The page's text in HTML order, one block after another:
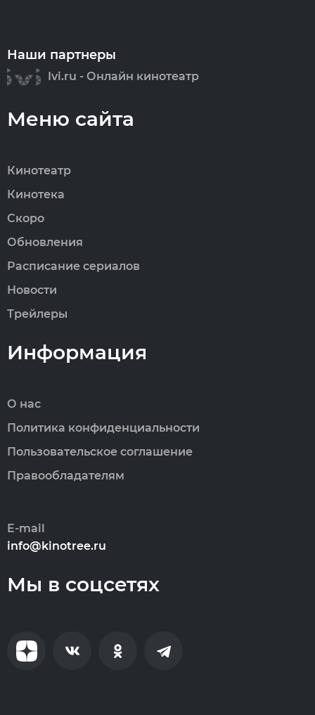
Наши партнеры
Ivi.ru - Онлайн кинотеатр
Меню сайта
Кинотеатр
Кинотека
Скоро
Обновления
Расписание сериалов
Новости
Трейлеры
Информация
О нас
Политика конфиденциальности
Пользовательское соглашение
Правообладателям
E-mail
info@kinotree.ru
Мы в соцсетях